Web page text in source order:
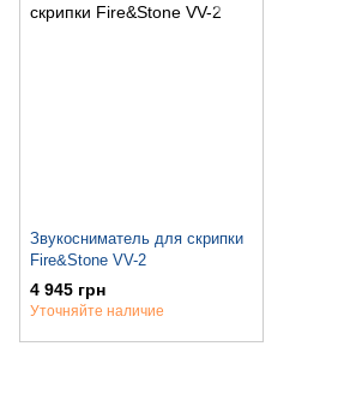
Звукосниматель для скрипки
Fire&Stone VV-2
4 945 грн
Уточняйте наличие